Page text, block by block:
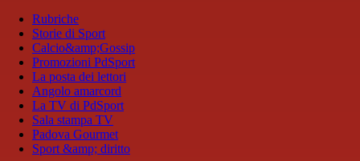
Rubriche
Storie di Sport
Calcio&amp;Gossip
Promozioni PdSport
La posta dei lettori
Angolo amarcord
La TV di PdSport
Sala stampa TV
Padova Gourmet
Sport &amp; diritto